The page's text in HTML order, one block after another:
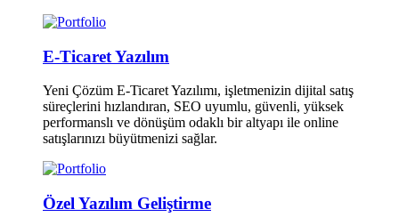
E-Ticaret Yazılım
Yeni Çözüm E-Ticaret Yazılımı, işletmenizin dijital satış
süreçlerini hızlandıran, SEO uyumlu, güvenli, yüksek
performanslı ve dönüşüm odaklı bir altyapı ile online
satışlarınızı büyütmenizi sağlar.
Özel Yazılım Geliştirme